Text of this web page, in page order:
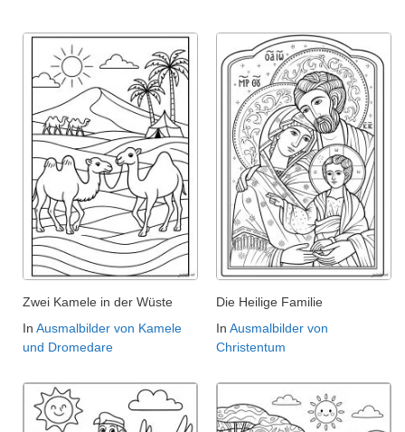
Zwei Kamele in der Wüste
In Ausmalbilder von Kamele
und Dromedare
Die Heilige Familie
In Ausmalbilder von
Christentum